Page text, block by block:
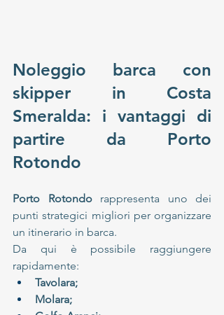
Noleggio barca con
skipper in Costa
Smeralda: i vantaggi di
partire da Porto
Rotondo
Porto Rotondo rappresenta uno dei
punti strategici migliori per organizzare
un itinerario in barca.
Da qui è possibile raggiungere
rapidamente:
Tavolara;
Molara;